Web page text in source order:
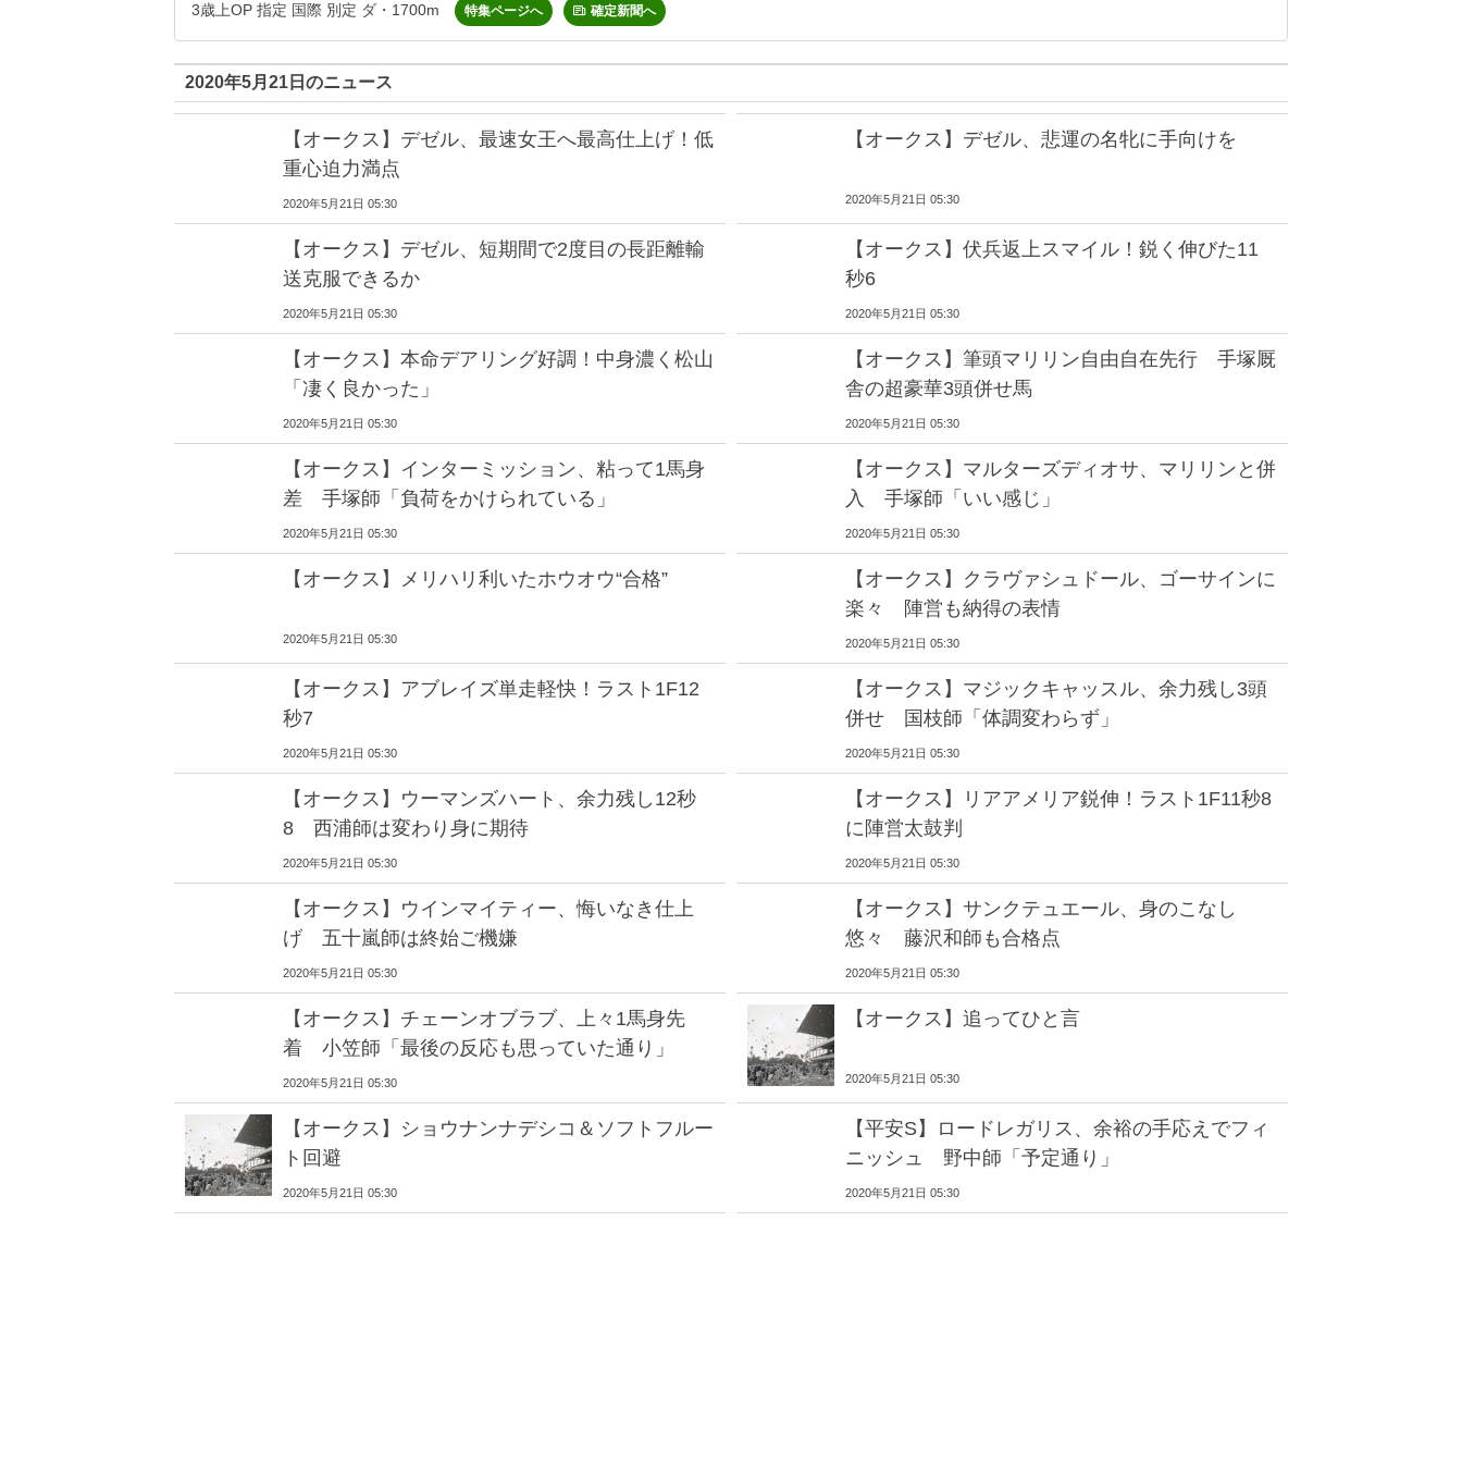
3歳上OP 指定 国際 別定 ダ・1700m 特集ページへ 確定新聞へ
2020年5月21日のニュース
【オークス】デゼル、最速女王へ最高仕上げ！低
重心迫力満点
2020年5月21日 05:30
【オークス】デゼル、悲運の名牝に手向けを
2020年5月21日 05:30
【オークス】デゼル、短期間で2度目の長距離輸
送克服できるか
2020年5月21日 05:30
【オークス】伏兵返上スマイル！鋭く伸びた11
秒6
2020年5月21日 05:30
【オークス】本命デアリング好調！中身濃く松山
「凄く良かった」
2020年5月21日 05:30
【オークス】筆頭マリリン自由自在先行 手塚厩
舎の超豪華3頭併せ馬
2020年5月21日 05:30
【オークス】インターミッション、粘って1馬身
差 手塚師「負荷をかけられている」
2020年5月21日 05:30
【オークス】マルターズディオサ、マリリンと併
入 手塚師「いい感じ」
2020年5月21日 05:30
【オークス】メリハリ利いたホウオウ“合格”
2020年5月21日 05:30
【オークス】クラヴァシュドール、ゴーサインに
楽々 陣営も納得の表情
2020年5月21日 05:30
【オークス】アブレイズ単走軽快！ラスト1F12
秒7
2020年5月21日 05:30
【オークス】マジックキャッスル、余力残し3頭
併せ 国枝師「体調変わらず」
2020年5月21日 05:30
【オークス】ウーマンズハート、余力残し12秒
8 西浦師は変わり身に期待
2020年5月21日 05:30
【オークス】リアアメリア鋭伸！ラスト1F11秒8
に陣営太鼓判
2020年5月21日 05:30
【オークス】ウインマイティー、悔いなき仕上
げ 五十嵐師は終始ご機嫌
2020年5月21日 05:30
【オークス】サンクテュエール、身のこなし
悠々 藤沢和師も合格点
2020年5月21日 05:30
【オークス】チェーンオブラブ、上々1馬身先
着 小笠師「最後の反応も思っていた通り」
2020年5月21日 05:30
【オークス】追ってひと言
2020年5月21日 05:30
【オークス】ショウナンナデシコ＆ソフトフルー
ト回避
2020年5月21日 05:30
【平安S】ロードレガリス、余裕の手応えでフィ
ニッシュ 野中師「予定通り」
2020年5月21日 05:30